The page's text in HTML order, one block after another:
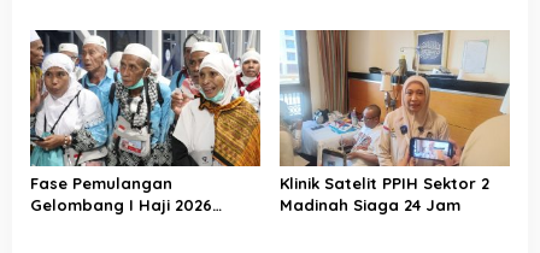
Akan Didistribusikan di
Tanah Air
Fase Pemulangan
Gelombang I Haji 2026
Klinik Satelit PPIH Sektor 2
Madinah Siaga 24 Jam